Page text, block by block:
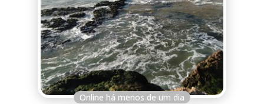
Online há menos de um dia